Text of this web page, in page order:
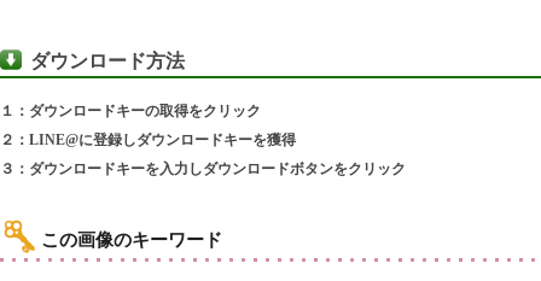
ダウンロード方法
１：ダウンロードキーの取得をクリック
２：LINE@に登録しダウンロードキーを獲得
３：ダウンロードキーを入力しダウンロードボタンをクリック
この画像のキーワード